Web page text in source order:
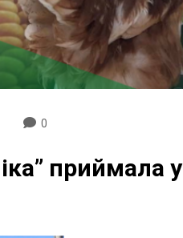
0
приймала